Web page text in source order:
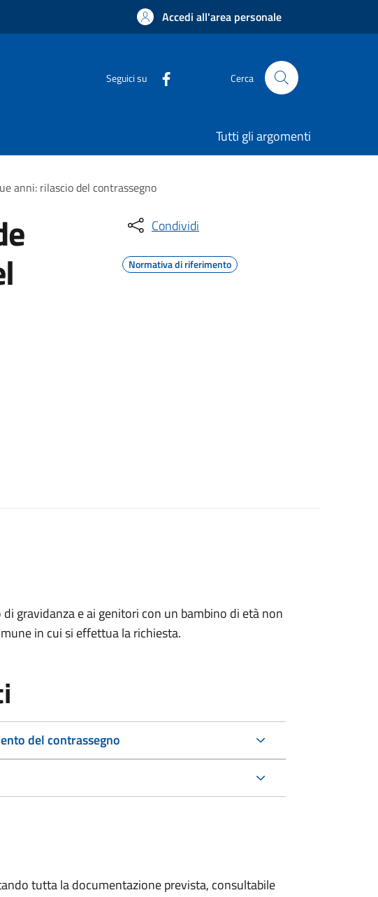
Accedi all'area personale
Seguici su Cerca
Tutti gli argomenti
anni: rilascio del contrassegno
Condividi
Normativa di riferimento
gravidanza e ai genitori con un bambino di età non
in cui si effettua la richiesta.
del contrassegno
tutta la documentazione prevista, consultabile